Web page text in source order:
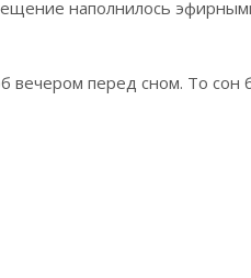
наполнилось
вечером перед сном. То